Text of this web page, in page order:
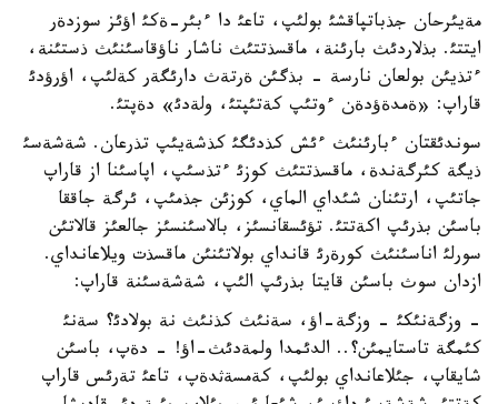
مةيئرحان جذباتپاقشئ بولئپ، تاعئ دا ءبئر-ةكئ اؤئز سوزدةر
ايتتئ. بذلاردئث بارئنة، ماقسذتتئث ناشار ناؤقاسئنئث ذستئنة،
ءتذيئن بولعان نارسة - بذگئن ةرتةث دارئگةر كةلئپ، اؤرؤدئ
قاراپ: «ةمدةؤدةن ءوتئپ كةتئپتئ، ولةدئ» دةپتئ.
سوندئقتان ءبارئنئث ءئش كذدئگئ كذشةيئپ تذرعان. شةشةسئ
ذيگة كئرگةندة، ماقسذتتئث كوزئ ءتذسئپ، اپاسئنا از قاراپ
جاتئپ، ارتئنان شئداي الماي، كوزئن جذمئپ، ئرگة جاققا
باسئن بذرئپ اكةتتئ. تؤئسقانسئز، بالاسئنسئز جالعئز قالاتئن
سورلئ اناسئنئث كورةرئ قانداي بولاتئنئن ماقسذت ويلاعانداي.
ازدان سوث باسئن قايتا بذرئپ الئپ، شةشةسئنة قاراپ:
- وزگةنئكئ - وزگة-اؤ، سةنئث كذنئث نة بولادئ؟ سةنئ
كئمگة تاستايمئن؟.. الدئمدا ولمةدئث-اؤ! - دةپ، باسئن
شايقاپ، جئلاعانداي بولئپ، كةمسةثدةپ، تاعئ تةرئس قاراپ